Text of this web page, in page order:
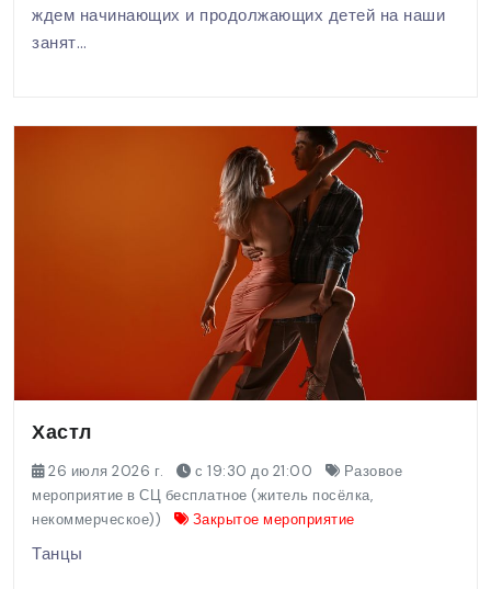
ждем начинающих и продолжающих детей на наши
занят…
Хастл
26 июля 2026 г. с 19:30 до 21:00
Разовое
мероприятие в СЦ бесплатное (житель посёлка,
некоммерческое))
Закрытое мероприятие
Танцы